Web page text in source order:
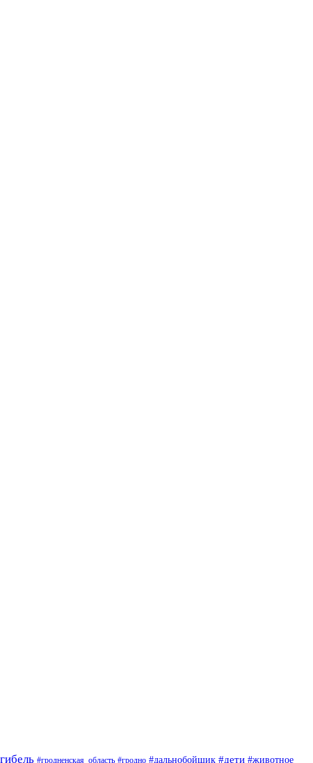
#гродненская_область #гродно #дальнобойщик #дети #животное